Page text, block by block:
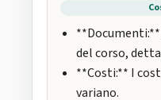
del corso,
**Costi:** I
variano.